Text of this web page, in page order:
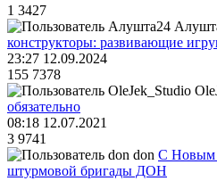
1 3427
конструкторы: развивающие
23:27 12.09.2024
155 7378
обязательно
08:18 12.07.2021
3 9741
don С Новым
штурмовой бригады ДОН